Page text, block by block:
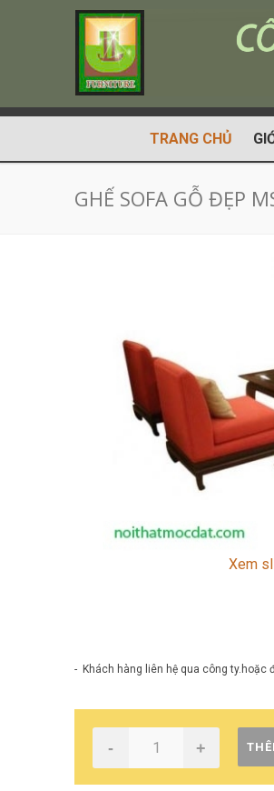
TRANG CHỦ
GHẾ SOFA GỖ ĐẸP
Xem
- Khách hàng liên hệ qua công ty.hoặc
- +